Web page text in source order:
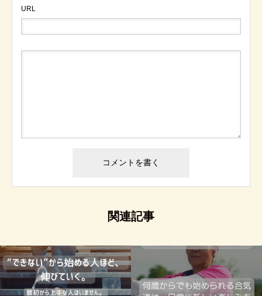
URL
関連記事